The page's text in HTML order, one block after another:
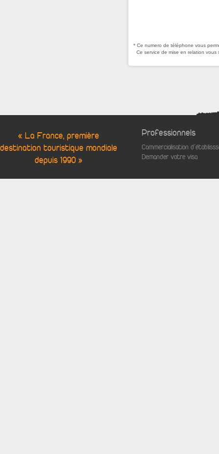
* Ce numero de téléphone vous
Ce service de mise en relation
« La France, première
destination touristique mondiale
depuis 1990 »
Professionnels
Commercialisation
Demander votre visa